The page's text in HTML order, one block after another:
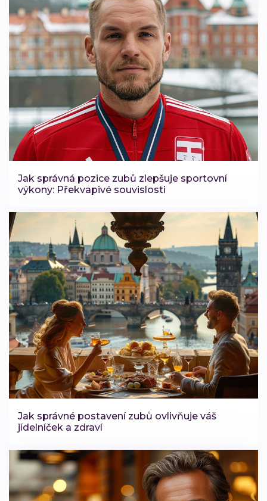
Jak správná pozice zubů zlepšuje sportovní
výkony: Překvapivé souvislosti
Jak správné postavení zubů ovlivňuje váš
jídelníček a zdraví